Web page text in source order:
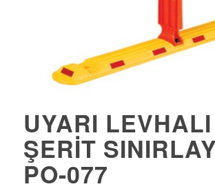
UYARI LEVHALI
ŞERIT
PO-077